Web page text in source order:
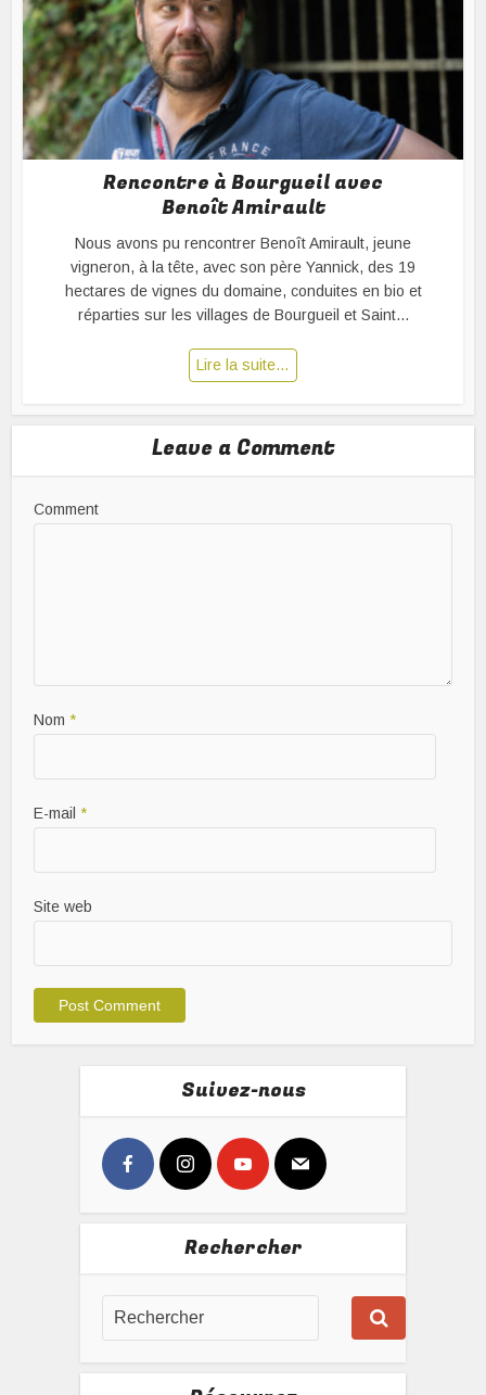
Rencontre à Bourgueil avec
Benoît Amirault
Nous avons pu rencontrer Benoît Amirault, jeune
vigneron, à la tête, avec son père Yannick, des 19
hectares de vignes du domaine, conduites en bio et
réparties sur les villages de Bourgueil et Saint...
Lire la suite…
Leave a Comment
Comment
Nom*
E-mail*
Site web
Suivez-nous
Rechercher